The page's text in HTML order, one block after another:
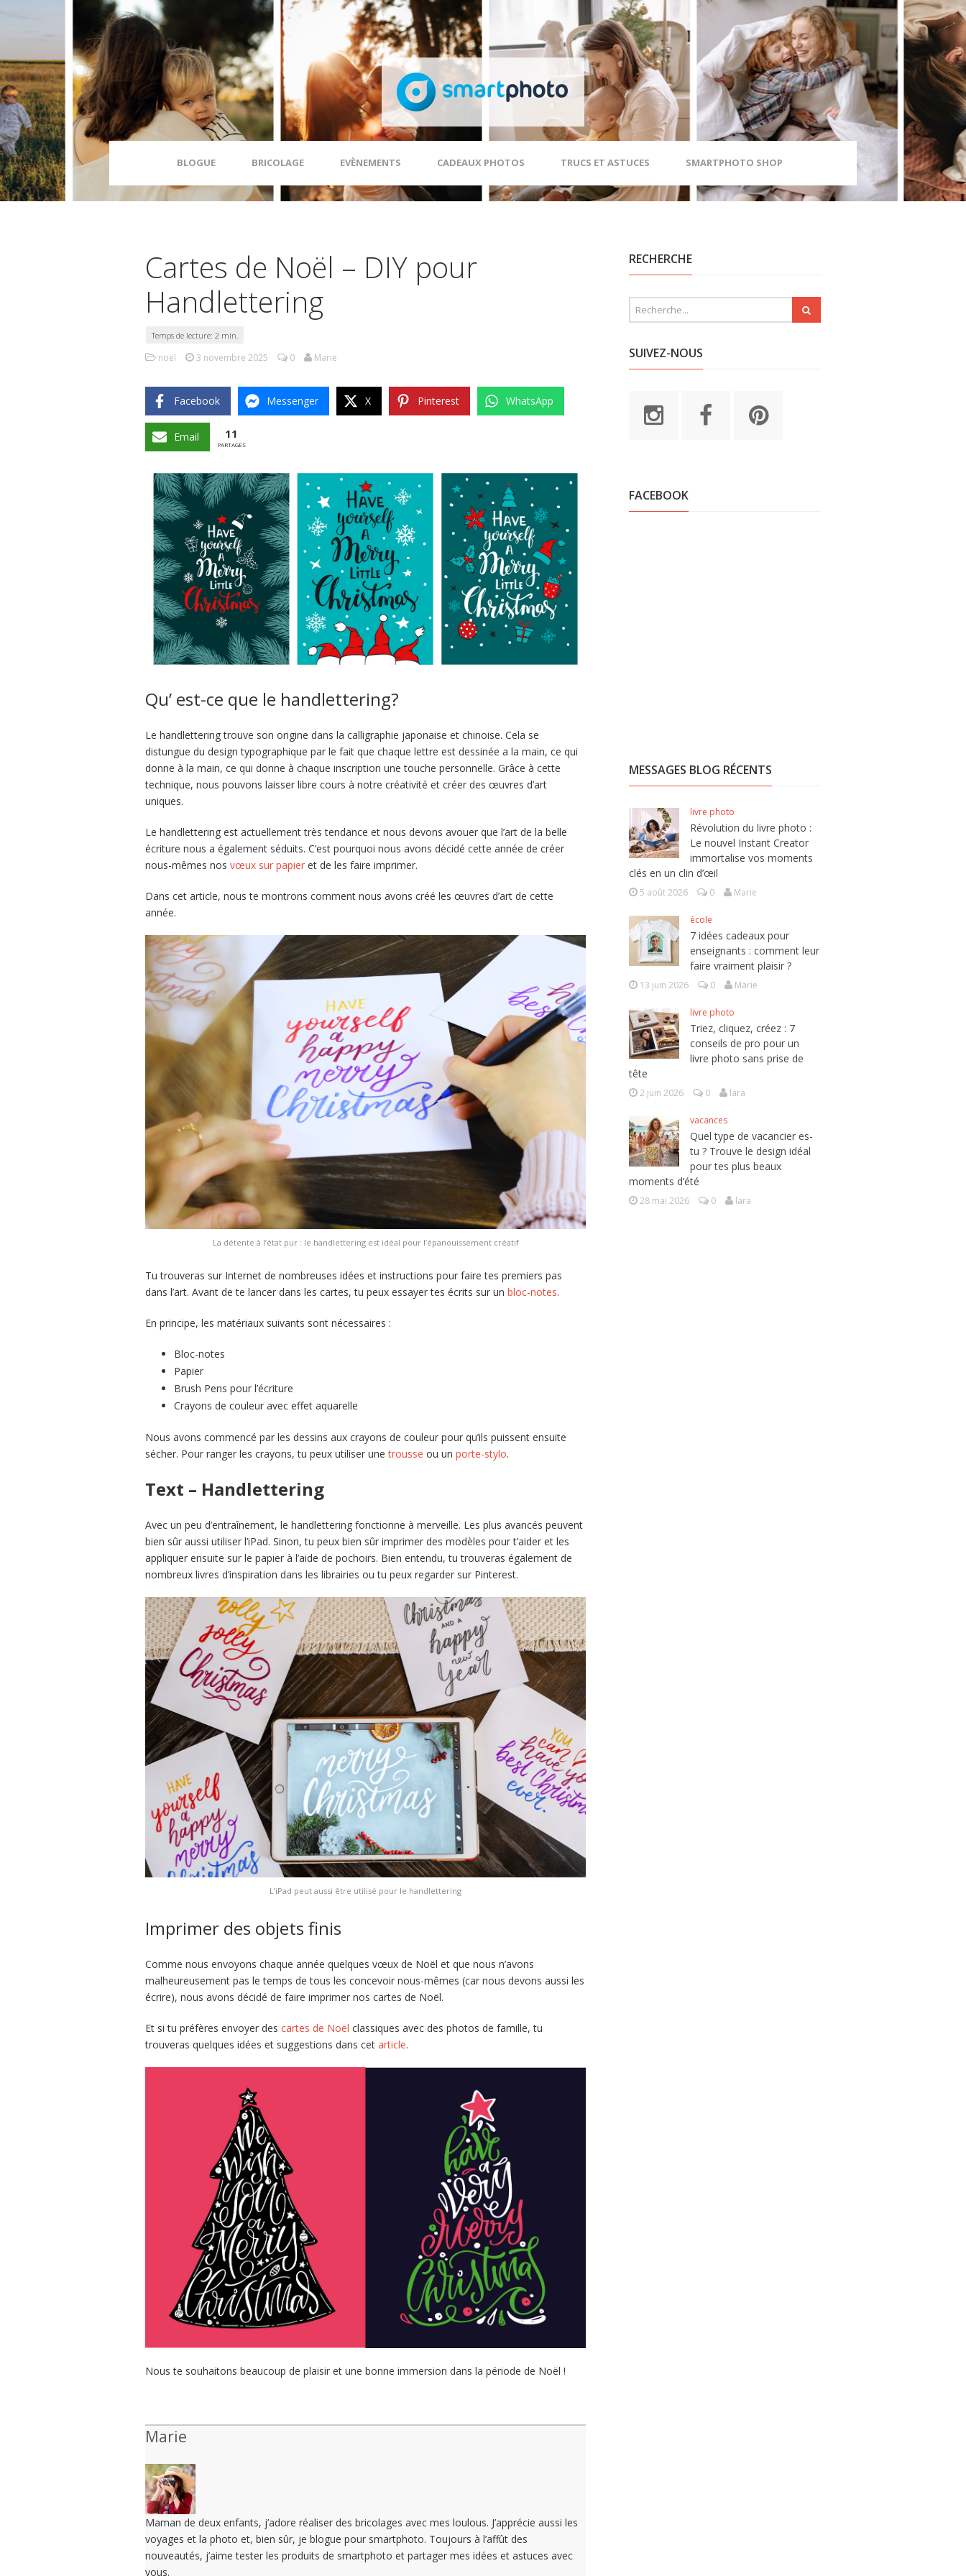
BLOGUE BRICOLAGE EVÈNEMENTS CADEAUX PHOTOS TRUCS ET ASTUCES SMARTPHOTO SHOP
Cartes de Noël – DIY pour
Handlettering
noël 3 novembre 2025 0 Marie
Facebook Messenger X Pinterest WhatsApp
Email 11
PARTAGES
Qu’ est-ce que le handlettering?
Le handlettering trouve son origine dans la calligraphie japonaise et chinoise. Cela se
distungue du design typographique par le fait que chaque lettre est dessinée a la main, ce qui
donne à la main, ce qui donne à chaque inscription une touche personnelle. Grâce à cette
technique, nous pouvons laisser libre cours à notre créativité et créer des œuvres d’art
uniques.
Le handlettering est actuellement très tendance et nous devons avouer que l’art de la belle
écriture nous a également séduits. C’est pourquoi nous avons décidé cette année de créer
nous-mêmes nos vœux sur papier et de les faire imprimer.
Dans cet article, nous te montrons comment nous avons créé les œuvres d’art de cette
année.
La détente à l’état pur : le handlettering est idéal pour l’épanouissement créatif
Tu trouveras sur Internet de nombreuses idées et instructions pour faire tes premiers pas
dans l’art. Avant de te lancer dans les cartes, tu peux essayer tes écrits sur un bloc-notes.
En principe, les matériaux suivants sont nécessaires :
Bloc-notes
Papier
Brush Pens pour l’écriture
Crayons de couleur avec effet aquarelle
Nous avons commencé par les dessins aux crayons de couleur pour qu’ils puissent ensuite
sécher. Pour ranger les crayons, tu peux utiliser unetrousse ou un porte-stylo.
Text – Handlettering
Avec un peu d’entraînement, le handlettering fonctionne à merveille. Les plus avancés peuvent
bien sûr aussi utiliser l’iPad. Sinon, tu peux bien sûr imprimer des modèles pour t’aider et les
appliquer ensuite sur le papier à l’aide de pochoirs. Bien entendu, tu trouveras également de
nombreux livres d’inspiration dans les librairies ou tu peux regarder sur Pinterest.
L’iPad peut aussi être utilisé pour le handlettering
Imprimer des objets finis
Comme nous envoyons chaque année quelques vœux de Noël et que nous n’avons
malheureusement pas le temps de tous les concevoir nous-mêmes (car nous devons aussi les
écrire), nous avons décidé de faire imprimer nos cartes de Noël.
Et si tu préfères envoyer des cartes de Noël classiques avec des photos de famille, tu
trouveras quelques idées et suggestions dans cet article.
Nous te souhaitons beaucoup de plaisir et une bonne immersion dans la période de Noël !
Marie
Maman de deux enfants, j’adore réaliser des bricolages avec mes loulous. J’apprécie aussi les
voyages et la photo et, bien sûr, je blogue pour smartphoto. Toujours à l’affût des
nouveautés, j’aime tester les produits de smartphoto et partager mes idées et astuces avec
vous.
RECHERCHE
SUIVEZ-NOUS
FACEBOOK
MESSAGES BLOG RÉCENTS
livre photo
Révolution du livre photo :
Le nouvel Instant Creator
immortalise vos moments
clés en un clin d’œil
5 août 2026 0 Marie
école
7 idées cadeaux pour
enseignants : comment leur
faire vraiment plaisir ?
13 juin 2026 0 Marie
livre photo
Triez, cliquez, créez : 7
conseils de pro pour un
livre photo sans prise de
tête
2 juin 2026 0 lara
vacances
Quel type de vacancier es-
tu ? Trouve le design idéal
pour tes plus beaux
moments d’été
28 mai 2026 0 lara